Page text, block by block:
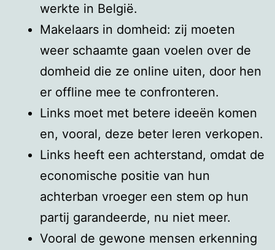
werkte in België.
Makelaars in domheid: zij moeten
weer schaamte gaan voelen over de
domheid die ze online uiten, door hen
er offline mee te confronteren.
Links moet met betere ideeën komen
en, vooral, deze beter leren verkopen.
Links heeft een achterstand, omdat de
economische positie van hun
achterban vroeger een stem op hun
partij garandeerde, nu niet meer.
Vooral de gewone mensen erkenning